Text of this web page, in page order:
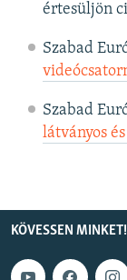
értesüljön
Szabad
Szabad
látványos
KÖVESSEN MINKET!